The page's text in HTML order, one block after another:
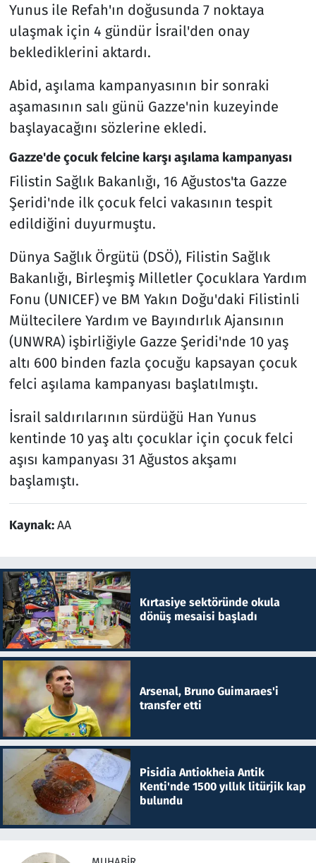
Yunus ile Refah'ın doğusunda 7 noktaya
ulaşmak için 4 gündür İsrail'den onay
beklediklerini aktardı.
Abid, aşılama kampanyasının bir sonraki
aşamasının salı günü Gazze'nin kuzeyinde
başlayacağını sözlerine ekledi.
Gazze'de çocuk felcine karşı aşılama kampanyası
Filistin Sağlık Bakanlığı, 16 Ağustos'ta Gazze
Şeridi'nde ilk çocuk felci vakasının tespit
edildiğini duyurmuştu.
Dünya Sağlık Örgütü (DSÖ), Filistin Sağlık
Bakanlığı, Birleşmiş Milletler Çocuklara Yardım
Fonu (UNICEF) ve BM Yakın Doğu'daki Filistinli
Mültecilere Yardım ve Bayındırlık Ajansının
(UNWRA) işbirliğiyle Gazze Şeridi'nde 10 yaş
altı 600 binden fazla çocuğu kapsayan çocuk
felci aşılama kampanyası başlatılmıştı.
İsrail saldırılarının sürdüğü Han Yunus
kentinde 10 yaş altı çocuklar için çocuk felci
aşısı kampanyası 31 Ağustos akşamı
başlamıştı.
Kaynak:AA
Kırtasiye sektöründe okula
dönüş mesaisi başladı
Arsenal, Bruno Guimaraes'i
transfer etti
Pisidia Antiokheia Antik
Kenti'nde 1500 yıllık litürjik kap
bulundu